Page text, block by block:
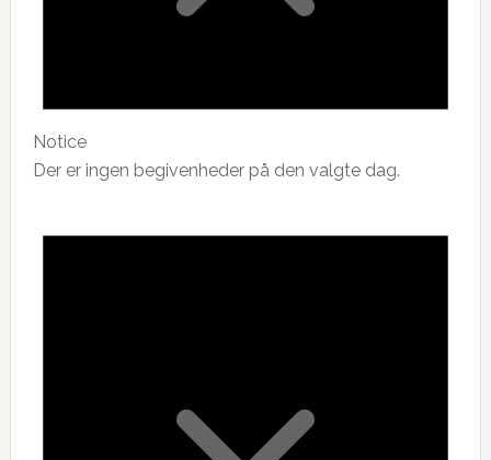
Notice
Der er ingen begivenheder på den valgte dag.